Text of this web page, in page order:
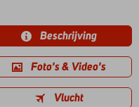
Beschrijving
Foto's & Video's
Vlucht